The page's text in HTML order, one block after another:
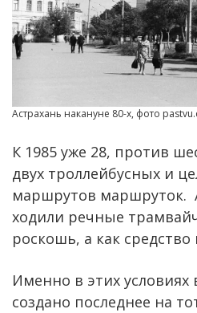
Астрахань накануне 80-х, фото
К 1985 уже 28, против
двух троллейбусных и
маршрутов
ходили речные
роскошь, а как
Именно в этих условиях
создано последнее на